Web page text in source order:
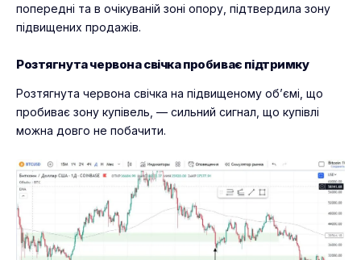
попередні та в очікуваній зоні опору, підтвердила зону
підвищених продажів.
Розтягнута червона свічка пробиває підтримку
Розтягнута червона свічка на підвищеному об’ємі, що
пробиває зону купівель, — сильний сигнал, що купівлі
можна довго не побачити.